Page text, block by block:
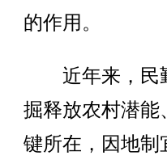
的作用。
近年来，民勤
掘释放农村潜能
键所在，因地制